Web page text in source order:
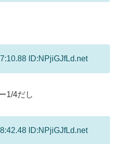
ID:NPjiGJfLd.net
1/4だし
ID:NPjiGJfLd.net